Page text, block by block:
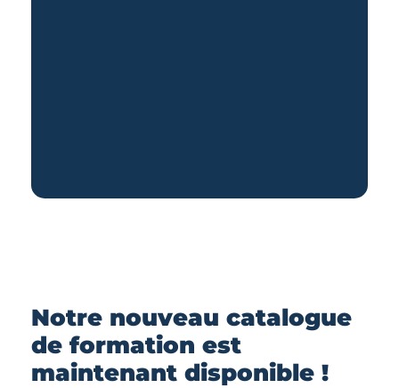
Notre nouveau catalogue
de formation est
maintenant disponible !